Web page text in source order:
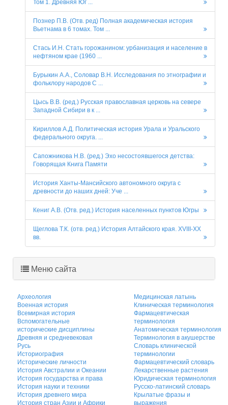
Том 1. Древняя Юг ...
Познер П.В. (Отв. ред) Полная академическая история
Вьетнама в 6 томах. Том ...
Стась И.Н. Стать горожанином: урбанизация и население в
нефтяном крае (1960 ...
Бурыкин А.А., Соловар В.Н. Исследования по этнографии и
фольклору народов С ...
Цысь В.В. (ред.) Русская православная церковь на севере
Западной Сибири в к ...
Кириллов А.Д. Политическая история Урала и Уральского
федерального округа. ...
Сапожникова Н.В. (ред.) Эхо несостоявшегося детства:
Говорящая Книга Памяти
История Ханты-Мансийского автономного округа с
древности до наших дней: Уче ...
Кениг А.В. (Отв. ред.) История населенных пунктов Югры
Щеглова Т.К. (отв. ред.) История Алтайского края. XVIII-XX
вв.
Меню сайта
Археология
Военная история
Всемирная история
Вспомогательные
исторические дисциплины
Древняя и средневековая
Русь
Историография
Исторические личности
История Австралии и Океании
История государства и права
История науки и техники
История древнего мира
История стран Азии и Африки
Медицинская латынь
Клиническая терминология
Фармацевтическая
терминология
Анатомическая терминология
Терминология в акушерстве
Словарь клинической
терминологии
Фармацевтический словарь
Лекарственные растения
Юридическая терминология
Русско-латинский словарь
Крылатые фразы и
выражения